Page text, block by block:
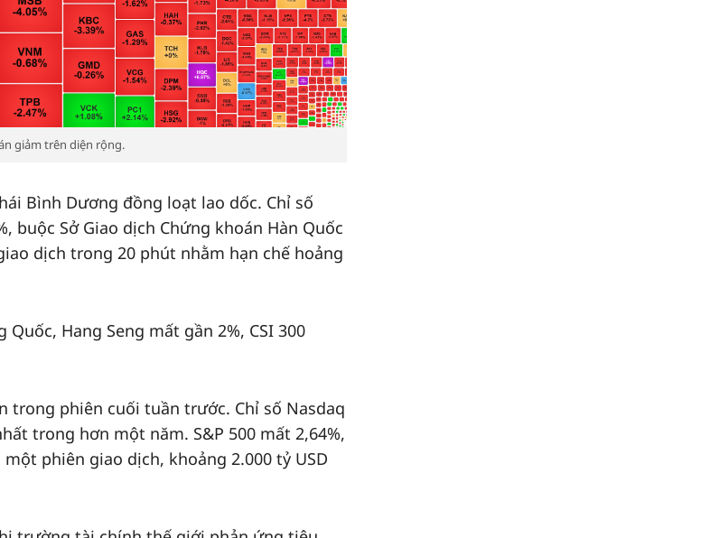
giảm trên diện rộng.
Bình Dương đồng loạt lao dốc. Chỉ số
buộc Sở Giao dịch Chứng khoán Hàn Quốc
dịch trong 20 phút nhằm hạn chế hoảng
Hang Seng mất gần 2%, CSI 300
trong phiên cuối tuần trước. Chỉ số Nasdaq
trong hơn một năm. S&P 500 mất 2,64%,
phiên giao dịch, khoảng 2.000 tỷ USD